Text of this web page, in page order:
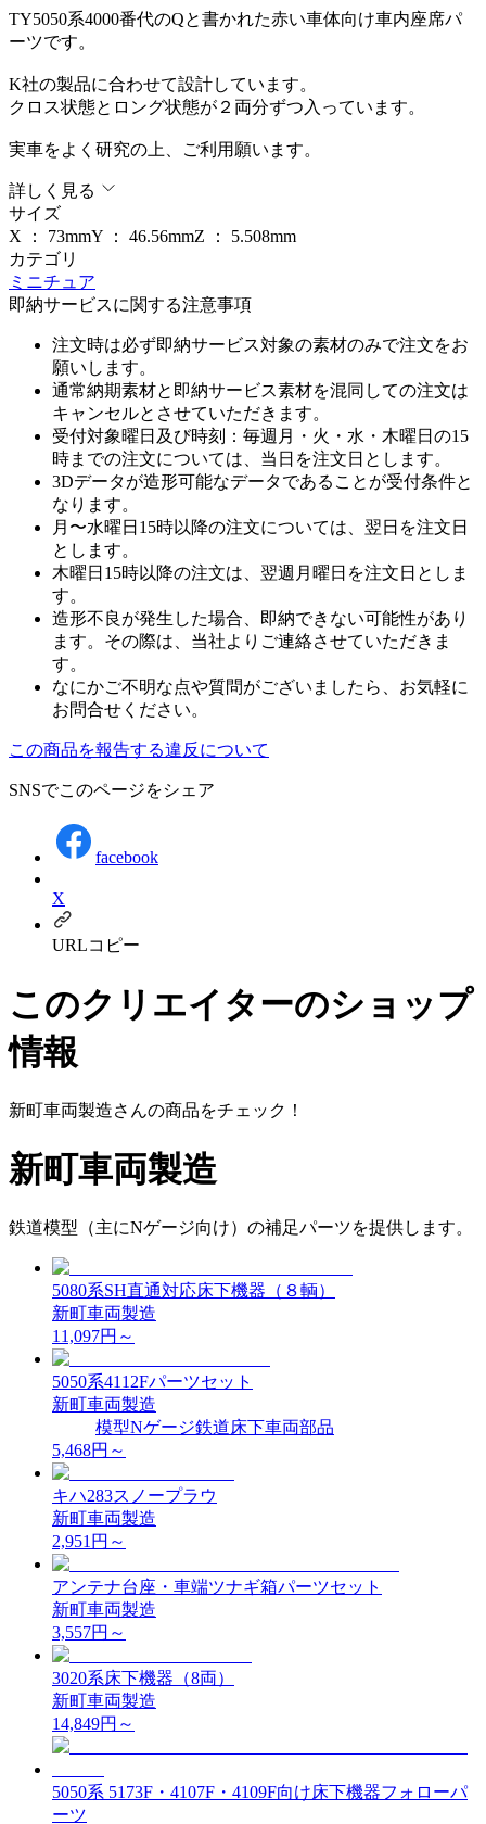
TY5050系4000番代のQと書かれた赤い車体向け車内座席パ
ーツです。
K社の製品に合わせて設計しています。
クロス状態とロング状態が２両分ずつ入っています。
実車をよく研究の上、ご利用願います。
詳しく見る
サイズ
X ： 73mmY ： 46.56mmZ ： 5.508mm
カテゴリ
ミニチュア
即納サービスに関する注意事項
注文時は必ず即納サービス対象の素材のみで注文をお
願いします。
通常納期素材と即納サービス素材を混同しての注文は
キャンセルとさせていただきます。
受付対象曜日及び時刻：毎週月・火・水・木曜日の15
時までの注文については、当日を注文日とします。
3Dデータが造形可能なデータであることが受付条件と
なります。
月〜水曜日15時以降の注文については、翌日を注文日
とします。
木曜日15時以降の注文は、翌週月曜日を注文日としま
す。
造形不良が発生した場合、即納できない可能性があり
ます。その際は、当社よりご連絡させていただきま
す。
なにかご不明な点や質問がございましたら、お気軽に
お問合せください。
この商品を報告する違反について
SNSでこのページをシェア
facebook
X
URLコピー
このクリエイターのショップ
情報
新町車両製造さんの商品をチェック！
新町車両製造
鉄道模型（主にNゲージ向け）の補足パーツを提供します。
5080系SH直通対応床下機器（８輌）
新町車両製造
11,097円～
5050系4112Fパーツセット
新町車両製造
模型Nゲージ鉄道床下車両部品
5,468円～
キハ283スノープラウ
新町車両製造
2,951 円～
アンテナ台座・車端ツナギ箱パーツセット
新町車両製造
3,557円～
3020系床下機器（8両）
新町車両製造
14,849円～
5050系 5173F・4107F・4109F向け床下機器フォローパ
ーツ